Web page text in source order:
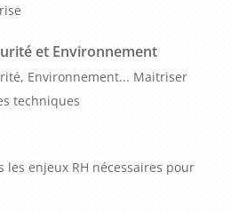
et Environnement
Environnement... Maitriser
techniques
les enjeux RH nécessaires pour